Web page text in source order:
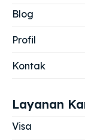
Blog
Profil
Kontak
Layanan
Visa